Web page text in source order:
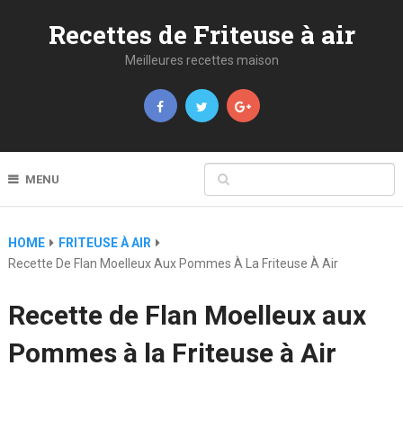
Recettes de Friteuse à air
Meilleures recettes maison
MENU
HOME
FRITEUSE À AIR
Recette De Flan Moelleux Aux Pommes À La Friteuse À Air
Recette de Flan Moelleux aux
Pommes à la Friteuse à Air